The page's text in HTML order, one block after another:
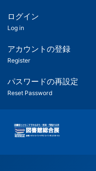
ツ
匿
名
ユ
ー
ー
用
メ
ログイン
Log in
アカウントの登録
Register
パスワードの再設定
Reset Password